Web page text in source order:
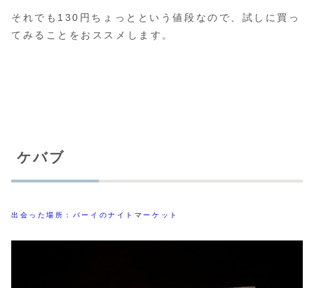
それでも130円ちょっとという値段なので、試しに買っ
てみることをおススメします。
ケバブ
出会った場所：パーイのナイトマーケット